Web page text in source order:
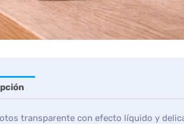
transparente con efecto líquido y